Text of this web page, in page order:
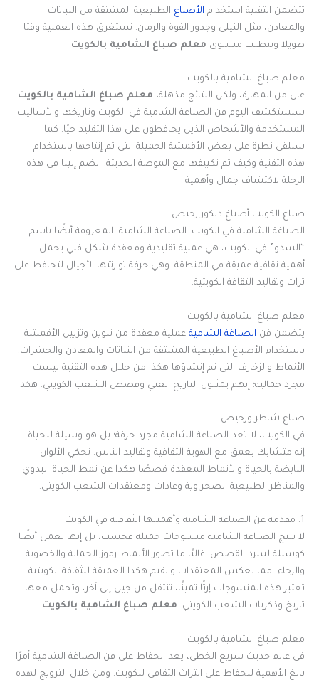
تتضمن التقنية استخدام الأصباغ الطبيعية المشتقة من النباتات
والمعادن، مثل النيلي وجذور الفوة والرمان. تستغرق هذه العملية وقتا
طويلا وتتطلب مستوى معلم صباغ الشامية بالكويت
معلم صباغ الشامية بالكويت
عال من المهارة، ولكن النتائج مذهلة. معلم صباغ الشامية بالكويت
سنستكشف اليوم فن الصباغة الشامية في الكويت وتاريخها والأساليب
المستخدمة والأشخاص الذين يحافظون على هذا التقليد حيًا. كما
سنلقي نظرة على بعض الأقمشة الجميلة التي تم إنتاجها باستخدام
هذه التقنية وكيف تم تكييفها مع الموضة الحديثة. انضم إلينا في هذه
الرحلة لاكتشاف جمال وأهمية
صباغ الكويت أصباغ ديكور رخيص
الصباغة الشامية في الكويت. الصباغة الشامية، المعروفة أيضًا باسم
“السدو” في الكويت، هي عملية تقليدية ومعقدة شكل فني يحمل
أهمية ثقافية عميقة في المنطقة. وهي حرفة توارثتها الأجيال لتحافظ على
تراث وتقاليد الثقافة الكويتية.
معلم صباغ الشامية بالكويت
يتضمن فن الصباغة الشامية عملية معقدة من تلوين وتزيين الأقمشة
باستخدام الأصباغ الطبيعية المشتقة من النباتات والمعادن والحشرات.
الأنماط والزخارف التي تم إنشاؤها هكذا من خلال هذه التقنية ليست
مجرد جمالية؛ إنهم يمثلون التاريخ الغني وقصص الشعب الكويتي. هكذا
صباغ شاطر ورخيص
في الكويت، لا تعد الصباغة الشامية مجرد حرفة؛ بل هو وسيلة للحياة.
إنه متشابك بعمق مع الهوية الثقافية وتقاليد الناس. تحكي الألوان
النابضة بالحياة والأنماط المعقدة قصصًا هكذا عن نمط الحياة البدوي
والمناظر الطبيعية الصحراوية وعادات ومعتقدات الشعب الكويتي.
1. مقدمة عن الصباغة الشامية وأهميتها الثقافية في الكويت
لا تنتج الصباغة الشامية منسوجات جميلة فحسب، بل إنها تعمل أيضًا
كوسيلة لسرد القصص. غالبًا ما تصور الأنماط رموز الحماية والخصوبة
والرخاء، مما يعكس المعتقدات والقيم هكذا العميقة للثقافة الكويتية.
تعتبر هذه المنسوجات إرثًا ثمينًا، تنتقل من جيل إلى آخر، وتحمل معها
تاريخ وذكريات الشعب الكويتي. معلم صباغ الشامية بالكويت
معلم صباغ الشامية بالكويت
في عالم حديث سريع الخطى، يعد الحفاظ على فن الصباغة الشامية أمرًا
بالغ الأهمية للحفاظ على التراث الثقافي للكويت. ومن خلال الترويج لهذه